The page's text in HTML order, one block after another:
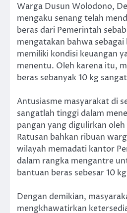
Warga Dusun Wolodono,
mengaku senang telah
beras dari Pemerintah
mengatakan bahwa
memiliki kondisi keuangan
menentu. Oleh karena itu,
beras sebanyak 10 kg
Antusiasme masyarakat di
sangatlah tinggi dalam
pangan yang digulirkan
Ratusan bahkan ribuan
wilayah memadati kantor
dalam rangka mengantre
bantuan beras sebesar 10
Dengan demikian,
mengkhawatirkan